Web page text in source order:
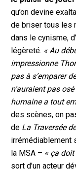
qu’on devine
de briser tous les
dans le cynisme,
légèreté. « Au
impressionne
pas à s’emparer
n’auraient pas
humaine a tout
des scènes, on
de La Traversée
irrémédiablement
la MSA – « ça
sort d’un acteur